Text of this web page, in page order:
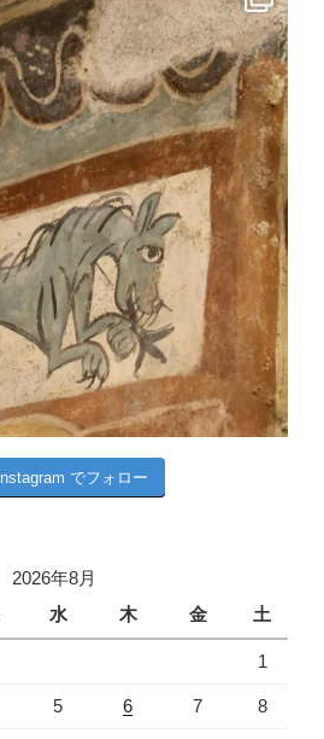
Instagram でフォロー
2026年8月
水 木 金 土
1
5 6 7 8